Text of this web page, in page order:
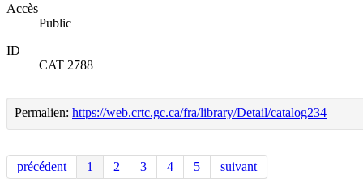
Accès
Public
ID
CAT 2788
Permalien: https://web.crtc.gc.ca/fra/library/Detail/catalog234
précédent 1 2 3 4 5 suivant